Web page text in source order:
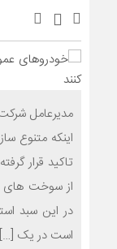
مدیرعامل
اینکه متنوع
تاکید قرار
از سوخت های
در این سبد
است در یک […]